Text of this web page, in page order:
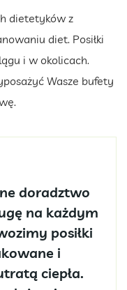
dietetyków z
diet. Posiłki
i w okolicach.
Wasze bufety
doradztwo
na każdym
posiłki
i
ciepła.